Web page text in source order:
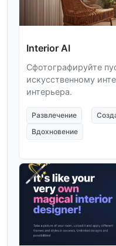
Interior AI
Сфотографируйте
искусственному
интерьера.
Развлечение
Вдохновение